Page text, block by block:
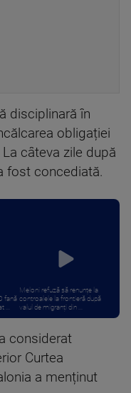
disciplinară în
obligației
câteva zile după
fost concediată.
fană
Meloni refuză să renunțe la
controalele la frontieră după
valul de migranți din ...
considerat
Curtea
a menținut